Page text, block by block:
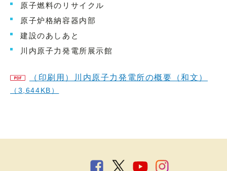
原子燃料のリサイクル
原子炉格納容器内部
建設のあしあと
川内原子力発電所展示館
（印刷用）川内原子力発電所の概要（和文）
（3,644KB）